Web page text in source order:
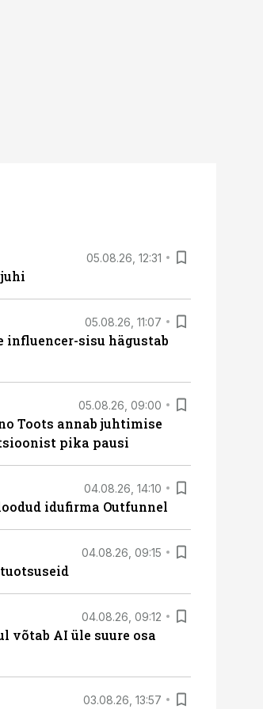
05.08.26, 12:31
05.08.26, 11:07
influencer-sisu hägustab
05.08.26, 09:00
Toots annab juhtimise
pika pausi
04.08.26, 14:10
idufirma Outfunnel
04.08.26, 09:15
04.08.26, 09:12
võtab AI üle suure osa
03.08.26, 13:57